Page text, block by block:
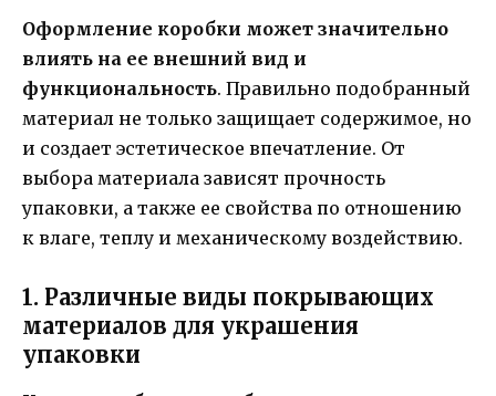
Оформление коробки может значительно
влиять на ее внешний вид и
функциональность. Правильно подобранный
материал не только защищает содержимое, но
и создает эстетическое впечатление. От
выбора материала зависят прочность
упаковки, а также ее свойства по отношению
к влаге, теплу и механическому воздействию.
1. Различные виды покрывающих
материалов для украшения
упаковки